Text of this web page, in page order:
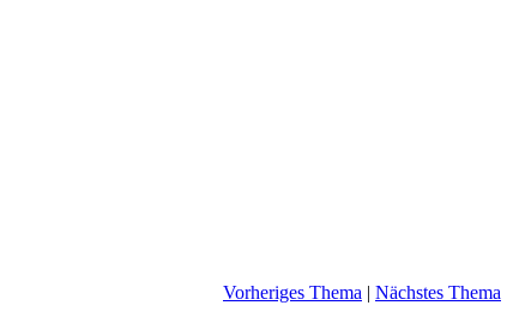
Vorheriges Thema | Nächstes Thema